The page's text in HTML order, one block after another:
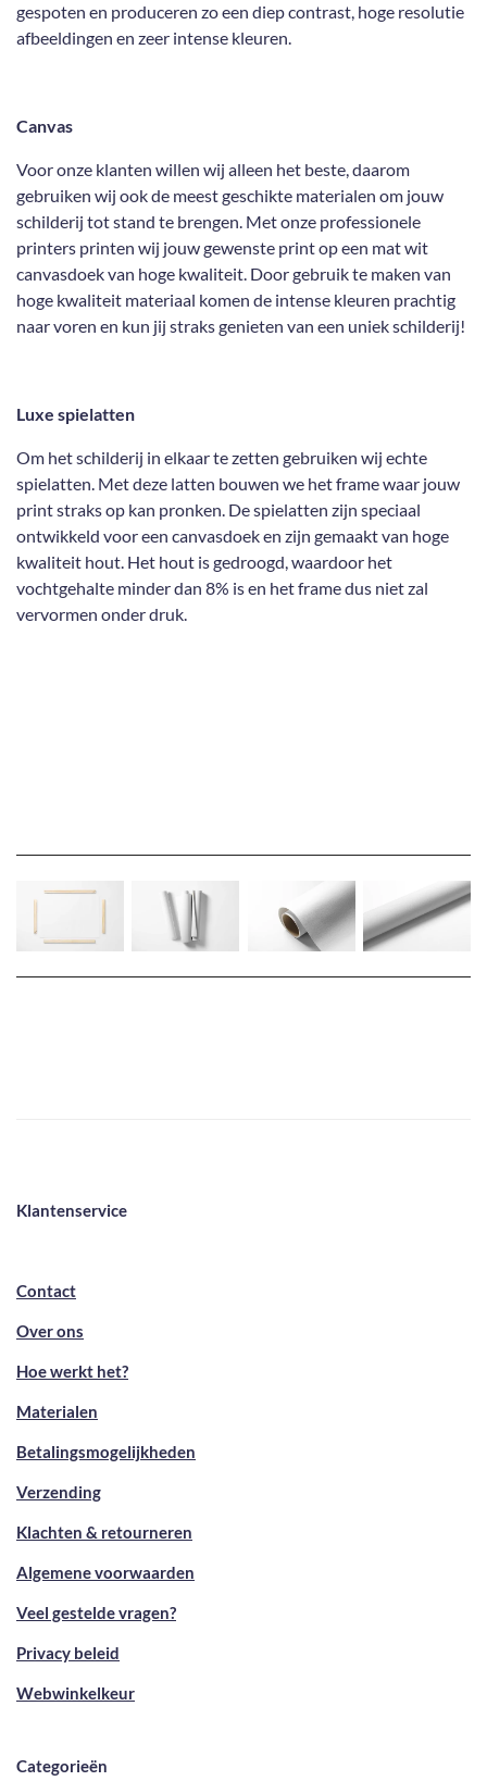
gespoten en produceren zo een diep contrast, hoge resolutie
afbeeldingen en zeer intense kleuren.
Canvas
Voor onze klanten willen wij alleen het beste, daarom
gebruiken wij ook de meest geschikte materialen om jouw
schilderij tot stand te brengen. Met onze professionele
printers printen wij jouw gewenste print op een mat wit
canvasdoek van hoge kwaliteit. Door gebruik te maken van
hoge kwaliteit materiaal komen de intense kleuren prachtig
naar voren en kun jij straks genieten van een uniek schilderij!
Luxe spielatten
Om het schilderij in elkaar te zetten gebruiken wij echte
spielatten. Met deze latten bouwen we het frame waar jouw
print straks op kan pronken. De spielatten zijn speciaal
ontwikkeld voor een canvasdoek en zijn gemaakt van hoge
kwaliteit hout. Het hout is gedroogd, waardoor het
vochtgehalte minder dan 8% is en het frame dus niet zal
vervormen onder druk.
Klantenservice
Contact
Over ons
Hoe werkt het?
Materialen
Betalingsmogelijkheden
Verzending
Klachten & retourneren
Algemene voorwaarden
Veel gestelde vragen?
Privacy beleid
Webwinkelkeur
Categorieën